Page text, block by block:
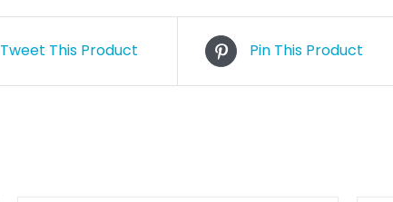
Tweet This Product Pin This Product